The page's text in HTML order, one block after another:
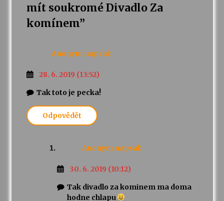
mít soukromé Divadlo Za
komínem”
Anonym napsal:
28. 6. 2019 (13:52)
Tak toto je pecka!
Odpovědět
Anonym napsal:
30. 6. 2019 (10:12)
Tak divadlo za kominem ma doma
hodne chlapu